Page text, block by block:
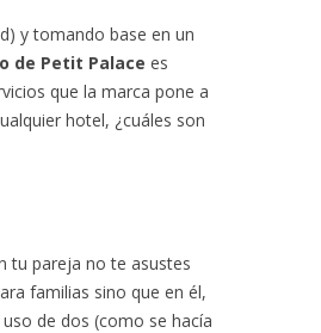
y tomando base en un
de Petit Palace es
que la marca pone a
hotel, ¿cuáles son
tu pareja no te asustes
familias sino que en él,
de dos (como se hacía